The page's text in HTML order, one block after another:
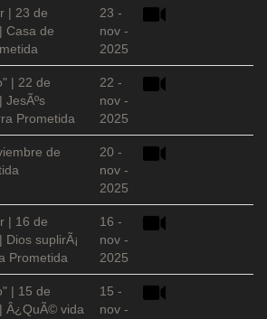
| 23 de
Casa de
23 -
nov -
2025
| 22 de
JesÃºs
Prometida
22 -
nov -
2025
de
20 -
nov -
2025
| 16 de
suplirÃ¡
Prometida
16 -
nov -
2025
| 15 de
Â¿QuÃ© vida
15 -
nov -